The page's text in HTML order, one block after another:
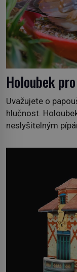
Holoubek
Uvažujete o
hlučnost.
neslyšitelným
klidného ptáčka,
času tráví na
domovinou je
pobřežní oblasti.